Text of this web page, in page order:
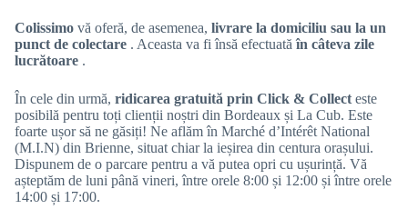
Colissimo vă oferă, de asemenea, livrare la domiciliu sau la un
punct de colectare . Aceasta va fi însă efectuatăîn câteva zile
lucrătoare .
În cele din urmă, ridicarea gratuită prin Click & Collect este
posibilă pentru toți clienții noștri din Bordeaux și La Cub. Este
foarte ușor să ne găsiți! Ne aflăm în Marché d’Intérêt National
(M.I.N) din Brienne, situat chiar la ieșirea din centura orașului.
Dispunem de o parcare pentru a vă putea opri cu ușurință. Vă
așteptăm de luni până vineri, între orele 8:00 și 12:00 și între orele
14:00 și 17:00.